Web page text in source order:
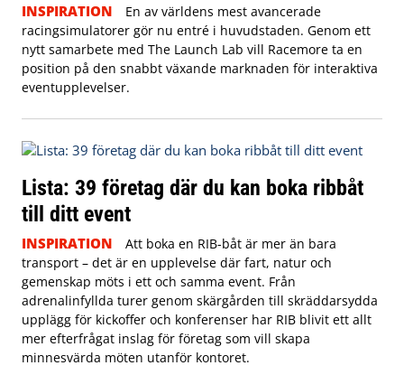
INSPIRATION
En av världens mest avancerade
racingsimulatorer gör nu entré i huvudstaden. Genom ett
nytt samarbete med The Launch Lab vill Racemore ta en
position på den snabbt växande marknaden för interaktiva
eventupplevelser.
Lista: 39 företag där du kan boka ribbåt
till ditt event
INSPIRATION
Att boka en RIB-båt är mer än bara
transport – det är en upplevelse där fart, natur och
gemenskap möts i ett och samma event. Från
adrenalinfyllda turer genom skärgården till skräddarsydda
upplägg för kickoffer och konferenser har RIB blivit ett allt
mer efterfrågat inslag för företag som vill skapa
minnesvärda möten utanför kontoret.